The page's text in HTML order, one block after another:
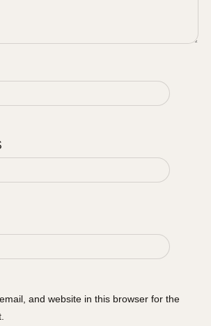
and website in this browser for the